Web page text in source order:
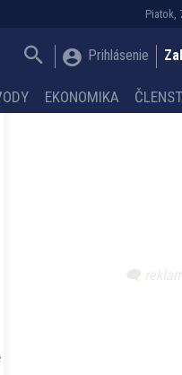
Piatok,
Prihlásenie
EKONOMIKA